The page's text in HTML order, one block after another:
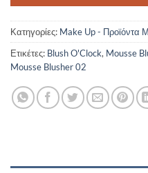
Κατηγορίες: Make Up - Προϊόντα
Ετικέτες: Blush O'Clock, Mousse
Mousse Blusher 02